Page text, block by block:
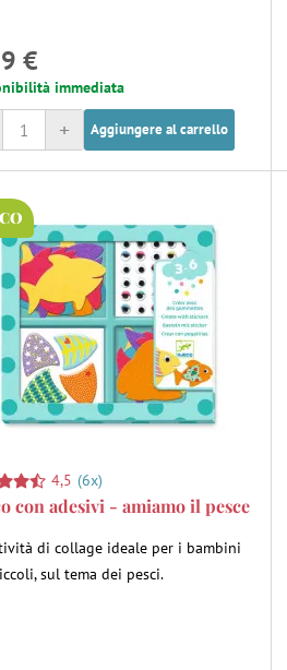
€
immediata
+ Aggiungere al carrello
4,5 (6x)
con adesivi - amiamo il pesce
di collage ideale per i bambini
sul tema dei pesci.